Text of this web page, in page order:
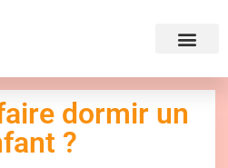
dormir un
?